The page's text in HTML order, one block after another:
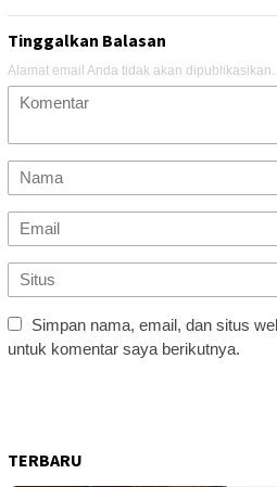
Tinggalkan Balasan
Alamat email Anda tidak akan dipublikasikan.
Simpan nama, email, dan situs
untuk komentar saya berikutnya.
TERBARU